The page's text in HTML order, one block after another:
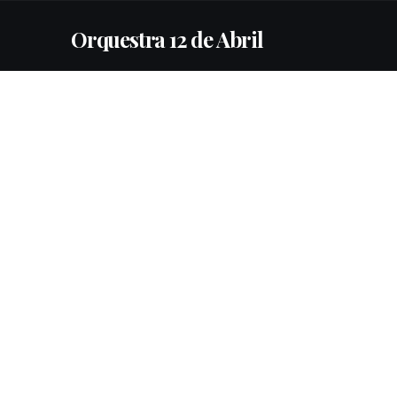
Orquestra 12 de Abril